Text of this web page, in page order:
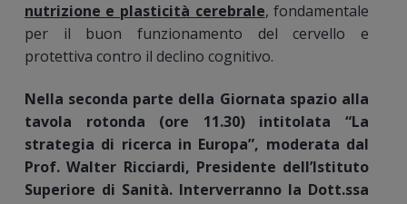
nutrizione e plasticità cerebrale, fondamentale
per il buon funzionamento del cervello e
protettiva contro il declino cognitivo.
Nella seconda parte della Giornata spazio alla
tavola rotonda (ore 11.30) intitolata “La
strategia di ricerca in Europa”, moderata dal
Prof. Walter Ricciardi, Presidente dell’Istituto
Superiore di Sanità. Interverranno la Dott.ssa